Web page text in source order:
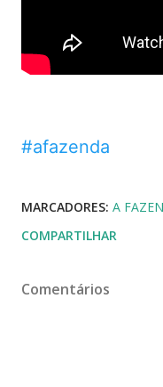
#afazenda
MARCADORES: A
COMPARTILHAR
Comentários